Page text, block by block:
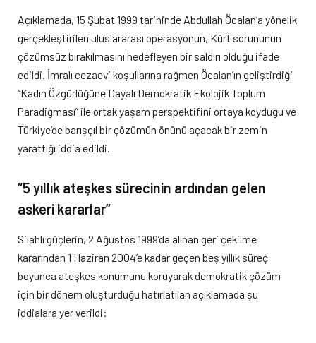
Açıklamada, 15 Şubat 1999 tarihinde Abdullah Öcalan’a yönelik
gerçekleştirilen uluslararası operasyonun, Kürt sorununun
çözümsüz bırakılmasını hedefleyen bir saldırı olduğu ifade
edildi. İmralı cezaevi koşullarına rağmen Öcalan’ın geliştirdiği
“Kadın Özgürlüğüne Dayalı Demokratik Ekolojik Toplum
Paradigması” ile ortak yaşam perspektifini ortaya koyduğu ve
Türkiye’de barışçıl bir çözümün önünü açacak bir zemin
yarattığı iddia edildi.
“5 yıllık ateşkes sürecinin ardından gelen
askeri kararlar”
Silahlı güçlerin, 2 Ağustos 1999’da alınan geri çekilme
kararından 1 Haziran 2004’e kadar geçen beş yıllık süreç
boyunca ateşkes konumunu koruyarak demokratik çözüm
için bir dönem oluşturduğu hatırlatılan açıklamada şu
iddialara yer verildi: